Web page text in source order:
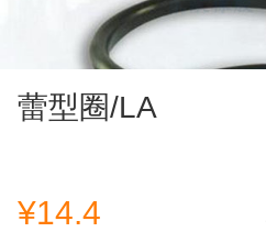
蕾型圈/LA
¥14.4